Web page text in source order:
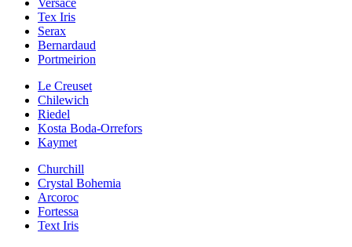
Tex Iris
Serax
Bernardaud
Portmeirion
Le Creuset
Chilewich
Riedel
Kosta Boda-Orrefors
Kaymet
Churchill
Crystal Bohemia
Arcoroc
Fortessa
Text Iris